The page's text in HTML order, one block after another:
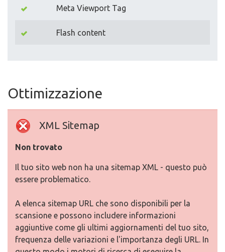
Meta Viewport Tag
Flash content
Ottimizzazione
XML Sitemap
Non trovato
Il tuo sito web non ha una sitemap XML - questo può
essere problematico.
A elenca sitemap URL che sono disponibili per la
scansione e possono includere informazioni
aggiuntive come gli ultimi aggiornamenti del tuo sito,
frequenza delle variazioni e l'importanza degli URL. In